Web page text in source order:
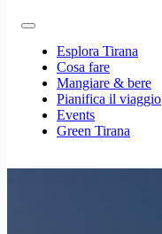
Esplora Tirana
Cosa fare
Mangiare & bere
Pianifica il viaggio
Events
Green Tirana